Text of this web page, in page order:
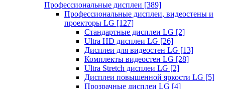
Профессиональные дисплеи [389]
Профессиональные дисплеи, видеостены и
проекторы LG [127]
Стандартные дисплеи LG [2]
Ultra HD дисплеи LG [26]
Дисплеи для видеостен LG [13]
Комплекты видеостен LG [28]
Ultra Stretch дисплеи LG [2]
Дисплеи повышенной яркости LG [5]
Прозрачные дисплеи LG [4]